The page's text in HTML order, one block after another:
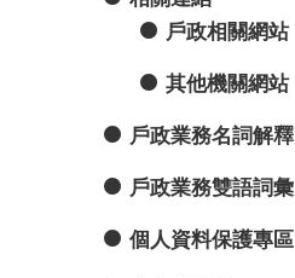
戶政相關網站
其他機關網站
戶政業務名詞解釋
戶政業務雙語詞彙
個人資料保護專區